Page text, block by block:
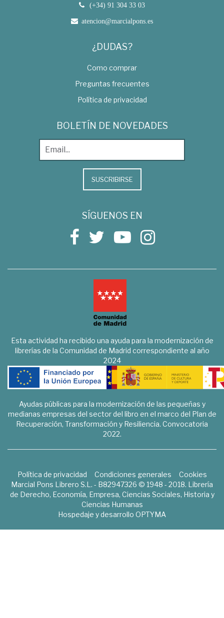
(+34) 91 304 33 03
atencion@marcialpons.es
¿DUDAS?
Como comprar
Preguntas frecuentes
Política de privacidad
BOLETÍN DE NOVEDADES
SUSCRIBIRSE
SÍGUENOS EN
Esta actividad ha recibido una ayuda para la modernización de
librerías de la Comunidad de Madrid correspondiente al año
2024
Ayudas públicas para la modernización de las pequeñas y
medianas empresas del sector del libro en el marco del Plan de
Recuperación, Transformación y Resiliencia. Convocatoria
2022.
Política de privacidad Condiciones generales
Cookies
Marcial Pons Librero S.L. - B82947326 © 1948 - 2018. Librería
de Derecho, Economía, Empresa, Ciencias Sociales, Historia y
Ciencias Humanas
Hospedaje y desarrollo OPTYMA